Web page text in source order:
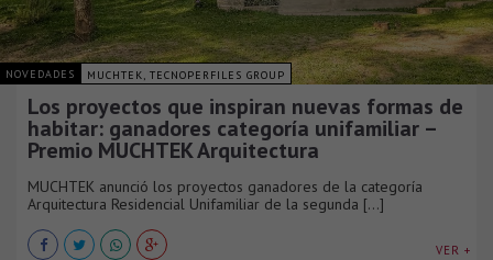
NOVEDADES MUCHTEK, TECNOPERFILES GROUP
Los proyectos que inspiran nuevas formas de
habitar: ganadores categoría unifamiliar –
Premio MUCHTEK Arquitectura
MUCHTEK anunció los proyectos ganadores de la categoría
Arquitectura Residencial Unifamiliar de la segunda [...]
VER +